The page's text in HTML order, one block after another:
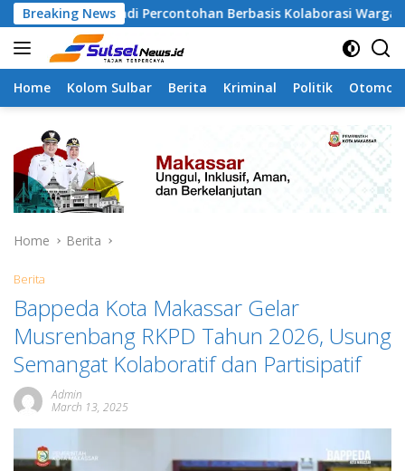
Skip
to
content
Breaking News
Jadi Percontohan Berbasis Kolaborasi Warga Pilah
Home Kolom Sulbar Berita Kriminal Politik
Home Berita
Berita
Bappeda Kota Makassar Gelar
Musrenbang RKPD Tahun 2026, Usung
Semangat Kolaboratif dan Partisipatif
Admin
March 13, 2025